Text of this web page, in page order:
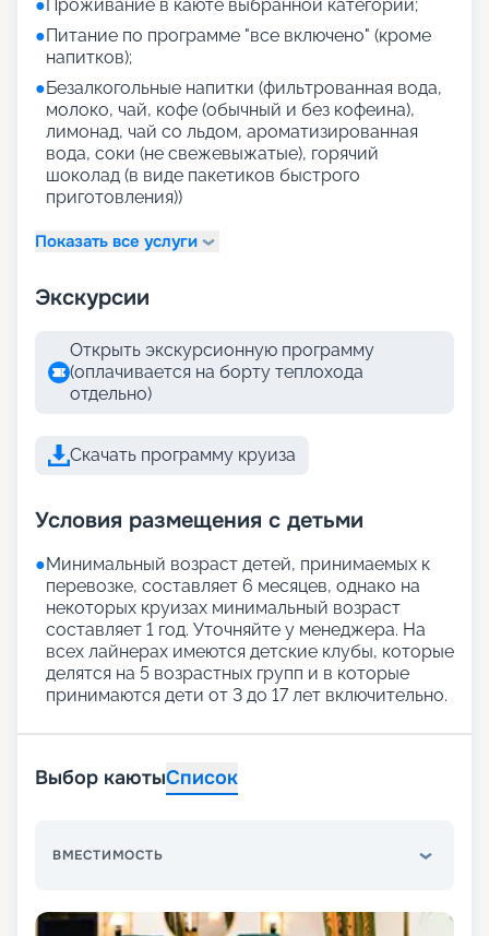
●Проживание в каюте выбранной категории;
●Питание по программе "все включено" (кроме
напитков);
●Безалкогольные напитки (фильтрованная вода,
молоко, чай, кофе (обычный и без кофеина),
лимонад, чай со льдом, ароматизированная
вода, соки (не свежевыжатые), горячий
шоколад (в виде пакетиков быстрого
приготовления))
Показать все услуги
Экскурсии
Открыть экскурсионную программу
(оплачивается на борту теплохода
отдельно)
Скачать программу круиза
Условия размещения с детьми
●Минимальный возраст детей, принимаемых к
перевозке, составляет 6 месяцев, однако на
некоторых круизах минимальный возраст
составляет 1 год. Уточняйте у менеджера. На
всех лайнерах имеются детские клубы, которые
делятся на 5 возрастных групп и в которые
принимаются дети от 3 до 17 лет включительно.
Выбор каютыСписок
ВМЕСТИМОСТЬ